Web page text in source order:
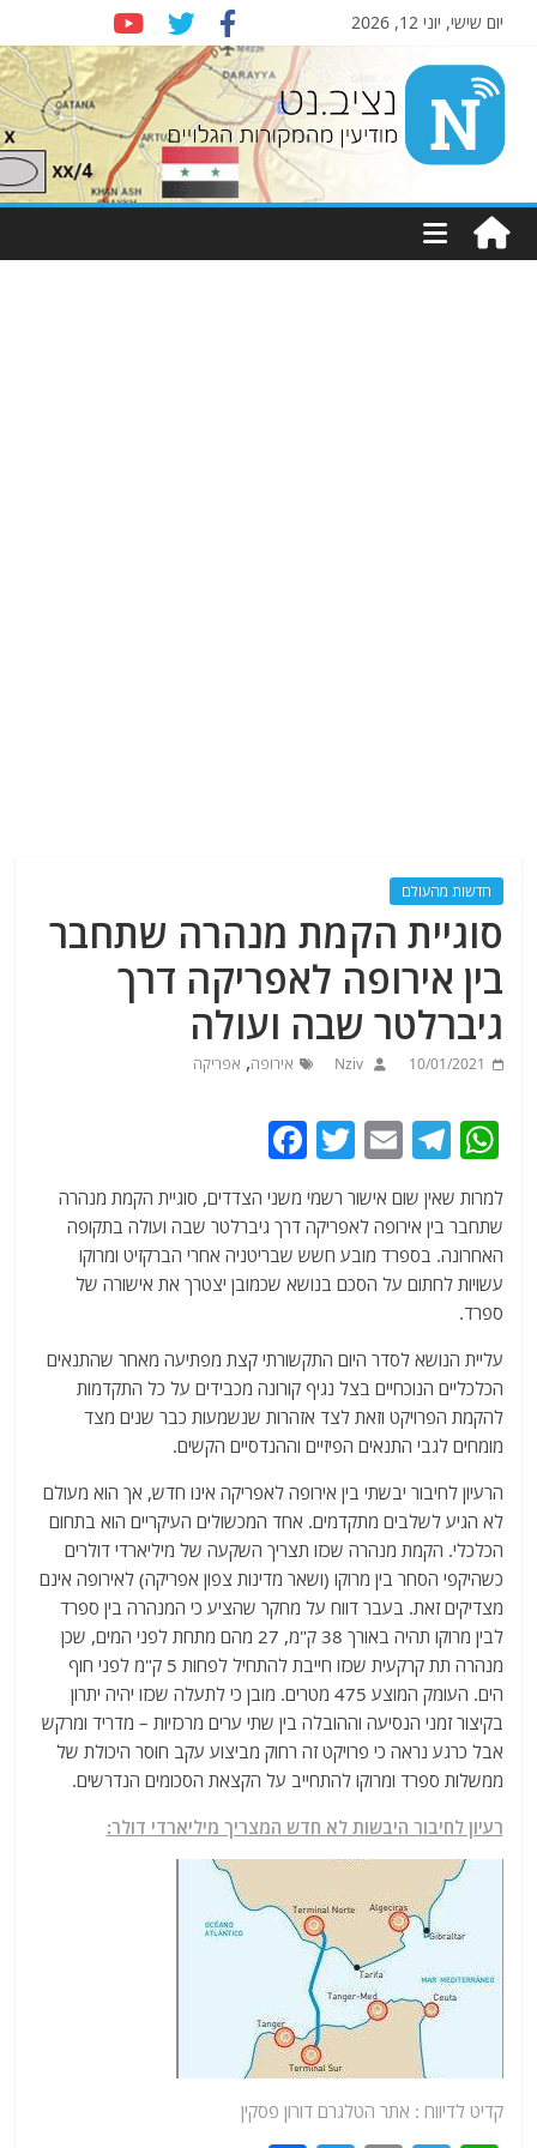
יום שישי, יוני 12, 2026
Nziv.net
מודיעין
מהמקורות
חדשות מהעולם
סוגיית הקמת מנהרה שתחבר
בין אירופה לאפריקה דרך
גיברלטר שבה ועולה
10/01/2021
Nziv אירופה, אפריקה
W
at
s
A
p
T
e
g
ra
E
ai
l
T
itt
er
c
e
b
o
k
למרות שאין שום אישור רשמי משני הצדדים, סוגיית הקמת מנהרה
שתחבר בין אירופה לאפריקה דרך גיברלטר שבה ועולה בתקופה
האחרונה. בספרד מובע חשש שבריטניה אחרי הברקזיט ומרוקו
עשויות לחתום על הסכם בנושא שכמובן יצטרך את אישורה של
ספרד.
עליית הנושא לסדר היום התקשורתי קצת מפתיעה מאחר שהתנאים
הכלכליים הנוכחיים בצל נגיף קורונה מכבידים על כל התקדמות
להקמת הפרויקט וזאת לצד אזהרות שנשמעות כבר שנים מצד
מומחים לגבי התנאים הפיזיים וההנדסיים הקשים.
הרעיון לחיבור יבשתי בין אירופה לאפריקה אינו חדש, אך הוא מעולם
לא הגיע לשלבים מתקדמים. אחד המכשולים העיקריים הוא בתחום
הכלכלי. הקמת מנהרה שכזו תצריך השקעה של מיליארדי דולרים
כשהיקפי הסחר בין מרוקו (ושאר מדינות צפון אפריקה) לאירופה אינם
מצדיקים זאת. בעבר דווח על מחקר שהציע כי המנהרה בין ספרד
לבין מרוקו תהיה באורך 38 ק"מ, 27 מהם מתחת לפני המים, שכן
מנהרה תת קרקעית שכזו חייבת להתחיל לפחות 5 ק"מ לפני חוף
הים. העומק המוצע 475 מטרים. מובן כי לתעלה שכזו יהיה יתרון
בקיצור זמני הנסיעה וההובלה בין שתי ערים מרכזיות – מדריד ומרקש
אבל כרגע נראה כי פרויקט זה רחוק מביצוע עקב חוסר היכולת של
ממשלות ספרד ומרוקו להתחייב על הקצאת הסכומים הנדרשים.
רעיון לחיבור היבשות לא חדש המצריך מיליארדי דולר:
קדיט לדיווח : אתר הטלגרם דורון פסקין